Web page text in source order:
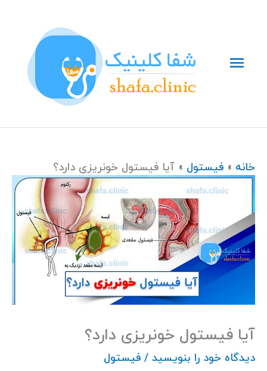
اصلی
خانه فیستول آیا فیستول خونریزی دارد؟
آیا فیستول خونریزی دارد؟
دیدگاه‌ خود را بنویسید / فیستول